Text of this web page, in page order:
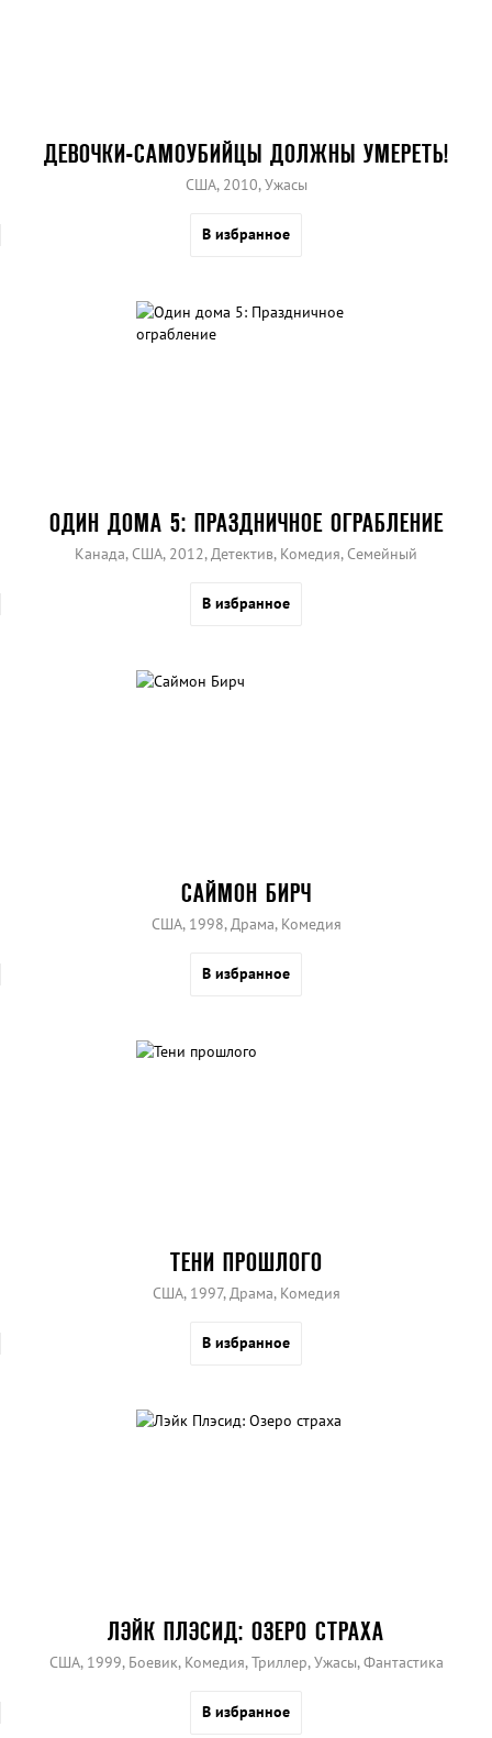
ДЕВОЧКИ-САМОУБИЙЦЫ ДОЛЖНЫ УМЕРЕТЬ!
США, 2010, Ужасы
В избранное
ОДИН ДОМА 5: ПРАЗДНИЧНОЕ ОГРАБЛЕНИЕ
Канада, США, 2012, Детектив, Комедия, Семейный
В избранное
САЙМОН БИРЧ
США, 1998, Драма, Комедия
В избранное
ТЕНИ ПРОШЛОГО
США, 1997, Драма, Комедия
В избранное
ЛЭЙК ПЛЭСИД: ОЗЕРО СТРАХА
США, 1999, Боевик, Комедия, Триллер, Ужасы, Фантастика
В избранное